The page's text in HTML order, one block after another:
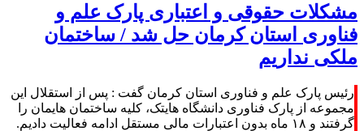
مشکلات حقوقی و اعتباری پارک علم و
فناوری استان کرمان حل شد / ساختمان
ملکی نداریم
رئیس پارک علم و فناوری استان کرمان گفت : پس از استقلال این
مجموعه از پارک فناوری دانشگاه هایتک، کلیه ساختمان هایمان را
گرفتند و ۱۸ ماه بدون اعتبارات مالی مستقل ادامه فعالیت دادیم.